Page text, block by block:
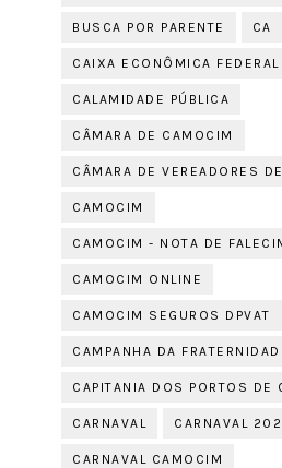
BUSCA POR PARENTE CA
CAIXA ECONÔMICA FEDERAL
CALAMIDADE PÚBLICA
CÂMARA DE CAMOCIM
CÂMARA DE VEREADORES
CAMOCIM
CAMOCIM - NOTA DE
CAMOCIM ONLINE
CAMOCIM SEGUROS DPVAT
CAMPANHA DA
CAPITANIA DOS PORTOS DE
CARNAVAL CARNAVAL
CARNAVAL CAMOCIM